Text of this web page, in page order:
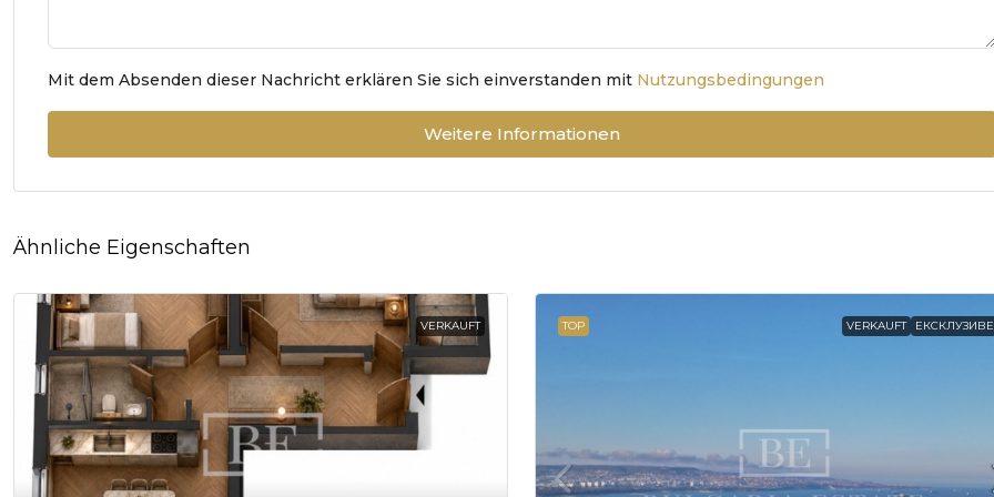
Mit dem Absenden dieser Nachricht erklären Sie sich einverstanden mit Nutzungsbedingungen
Weitere Informationen
Ähnliche Eigenschaften
VERKAUFT TOP VERKAUFT